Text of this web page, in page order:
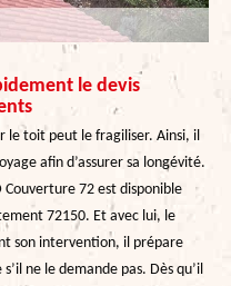
le devis
le toit peut le fragiliser. Ainsi, il
afin d’assurer sa longévité.
Couverture 72 est disponible
72150. Et avec lui, le
son intervention, il prépare
ne le demande pas. Dès qu’il